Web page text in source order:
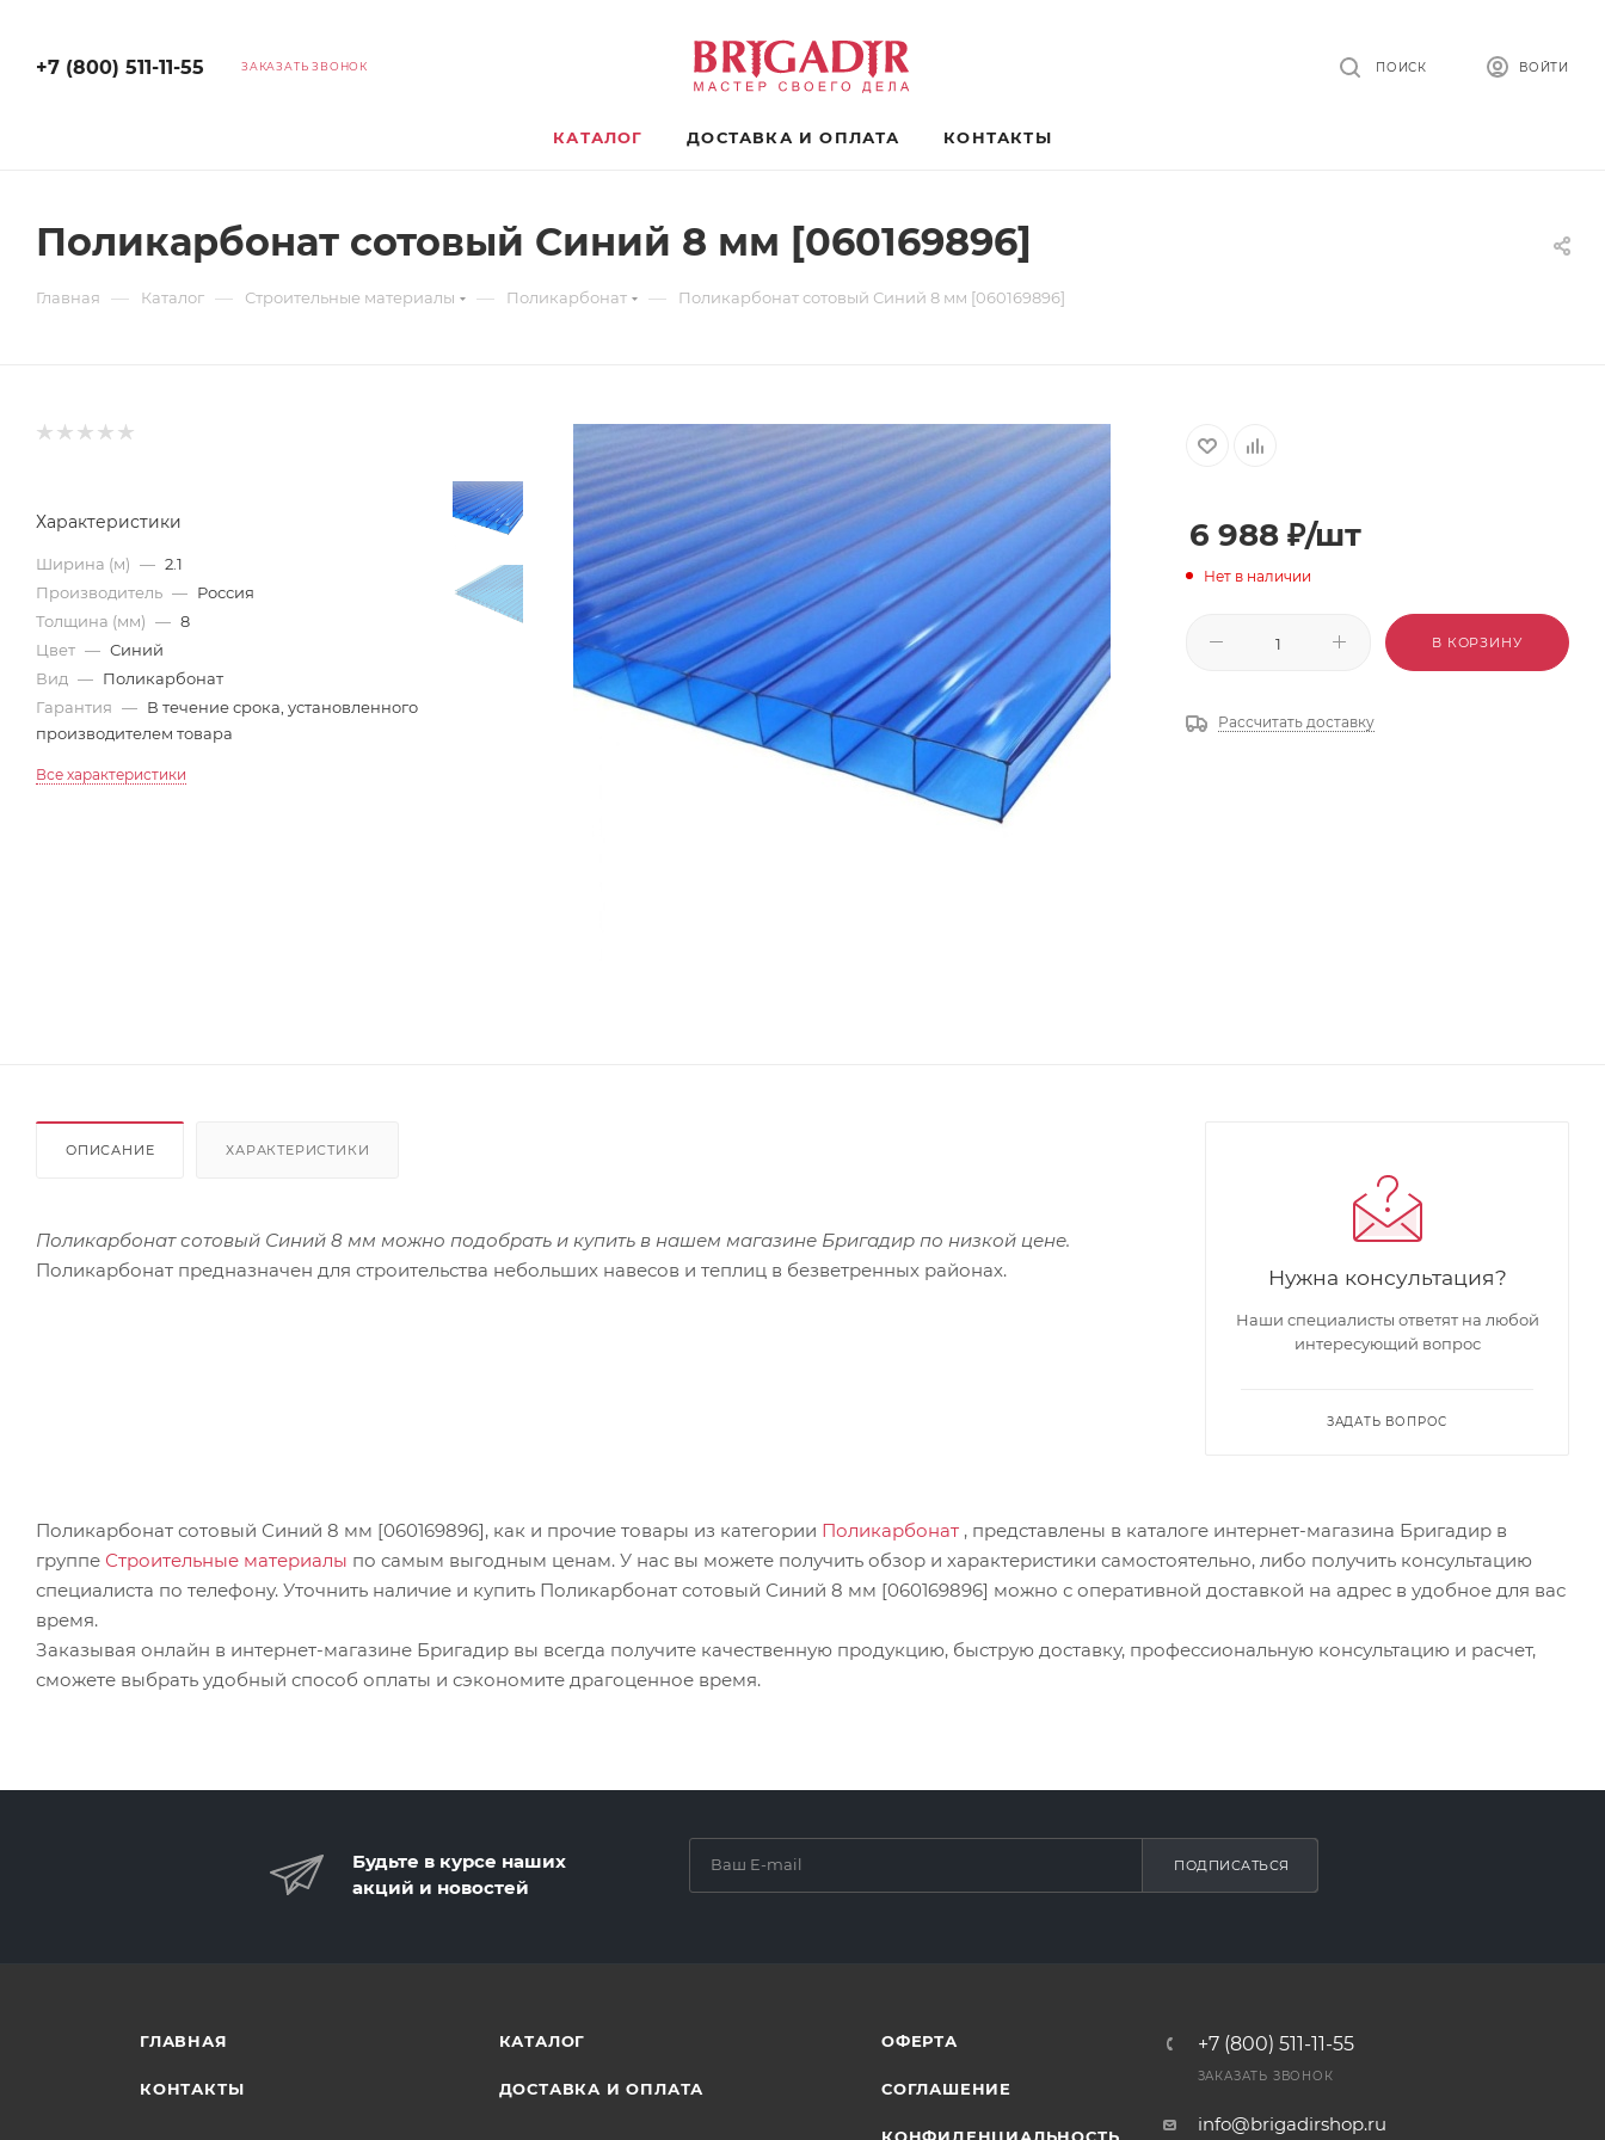
+7 (800) 511-11-55 ЗАКАЗАТЬ ЗВОНОК ВОЙТИ
ПОИСК
КАТАЛОГ ДОСТАВКА И ОПЛАТА КОНТАКТЫ
Поликарбонат сотовый Синий 8 мм [060169896]
Главная — Каталог — Строительные материалы — Поликарбонат — Поликарбонат сотовый Синий 8 мм [060169896]
Характеристики
Ширина (м) — 2.1
Производитель — Россия
Толщина (мм) — 8
Цвет — Синий
Вид — Поликарбонат
Гарантия — В течение срока, установленного
производителем товара
Все характеристики
6 988 ₽/шт
Нет в наличии
В КОРЗИНУ
Рассчитать доставку
ОПИСАНИЕ ХАРАКТЕРИСТИКИ
Поликарбонат сотовый Синий 8 мм можно подобрать и купить в нашем магазине Бригадир по низкой цене.
Поликарбонат предназначен для строительства небольших навесов и теплиц в безветренных районах.
Нужна консультация?
Наши специалисты ответят на любой
интересующий вопрос
ЗАДАТЬ ВОПРОС
Поликарбонат сотовый Синий 8 мм [060169896], как и прочие товары из категории Поликарбонат , представлены в каталоге интернет-магазина Бригадир в
группе Строительные материалы по самым выгодным ценам. У нас вы можете получить обзор и характеристики самостоятельно, либо получить консультацию
специалиста по телефону. Уточнить наличие и купить Поликарбонат сотовый Синий 8 мм [060169896] можно с оперативной доставкой на адрес в удобное для вас
время.
Заказывая онлайн в интернет-магазине Бригадир вы всегда получите качественную продукцию, быструю доставку, профессиональную консультацию и расчет,
сможете выбрать удобный способ оплаты и сэкономите драгоценное время.
Будьте в курсе наших
акций и новостей
ПОДПИСАТЬСЯ
ГЛАВНАЯ
КОНТАКТЫ
КАТАЛОГ
ДОСТАВКА И ОПЛАТА
ОФЕРТА
СОГЛАШЕНИЕ
+7 (800) 511-11-55
ЗАКАЗАТЬ ЗВОНОК
info@brigadirshop.ru